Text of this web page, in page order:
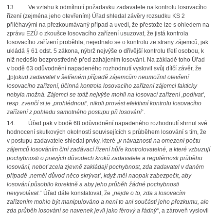
13.
Ve vztahu k odmítnutí požadavku zadavatele na kontrolu losovacího
řízení (zejména jeho otevřením) Úřad shledal závěry rozsudku KS 2
přiléhavými na přezkoumávaný případ a uvedl, že přestože lze s ohledem na
zprávu EZÚ o zkoušce losovacího zařízení usuzovat, že jistá kontrola
losovacího zařízení proběhla, nejednalo se o kontrolu ze strany zájemců, jak
ukládá § 61 odst. 5 zákona, nýbrž nejvýše o dřívější kontrolu třetí osobou, k
níž nedošlo bezprostředně před zahájením losování. Na základě toho Úřad
v bodě 63 odůvodnění napadeného rozhodnutí vyslovil svůj dílčí závěr, že
„[p]okud zadavatel v šetřeném případě zájemcům neumožnil otevření
losovacího zařízení, účinná kontrola losovacího zařízení zájemci fakticky
nebyla možná. Zájemci se totiž nejvýše mohli na losovací zařízení ‚podívat‘,
resp. zvenčí si je ‚prohlédnout‘, nikoli provést efektivní kontrolu losovacího
zařízení z pohledu samotného postupu při losování“.
14.
Úřad pak v bodě 68 odůvodnění napadeného rozhodnutí shrnul své
hodnocení skutkových okolností souvisejících s průběhem losování s tím, že
v postupu zadavatele shledal prvky, které „v návaznosti na omezení počtu
zájemců losováním činí zadávací řízení hůře kontrolovatelné, a které vzbuzují
pochybnosti o pravých důvodech kroků zadavatele a regulérnosti průběhu
losování, neboť zcela zjevně zakládají pochybnost, zda zadavatel v daném
případě ‚neměl důvod něco skrývat‘, když měl naopak zabezpečit, aby
losování působilo korektně a aby jeho průběh žádné pochybnosti
nevyvolával.“ Úřad dále konstatoval, že „nejde o to, zda s losovacím
zařízením mohlo být manipulováno a není to ani součástí jeho přezkumu, ale
zda průběh losování se navenek jevil jako férový a řádný“, a zároveň vyslovil